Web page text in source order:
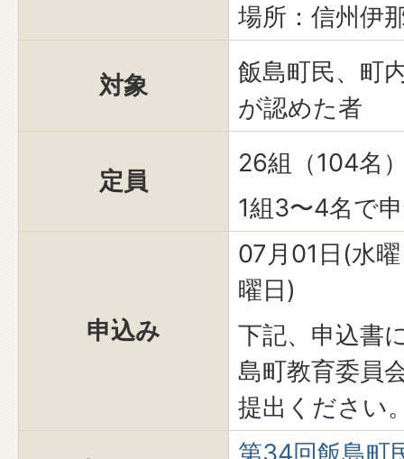
場所：信州伊
対象
飯島町民、町
が認めた者
定員
26組（104名
1組3〜4名で
申込み
07月01日(水
曜日)
下記、申込書
島町教育委員
提出ください
第34回飯島町